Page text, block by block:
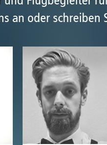
an oder schreiben